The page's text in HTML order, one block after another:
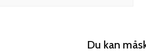
Du kan